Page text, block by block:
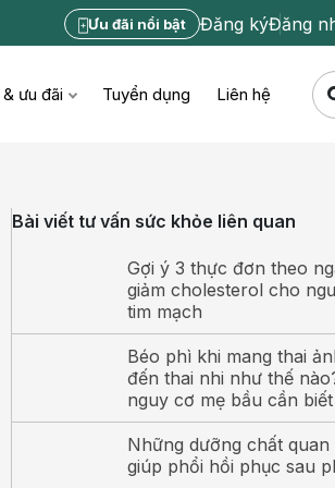
Ưu đãi nổi bật Đăng kýĐăng
ưu đãi Tuyển dụng Liên hệ
Bài viết tư vấn sức khỏe liên quan
Gợi ý 3 thực đơn theo
giảm cholesterol cho
tim mạch
Béo phì khi mang thai
đến thai nhi như thế
nguy cơ mẹ bầu cần biết
Những dưỡng chất quan
giúp phổi hồi phục sau